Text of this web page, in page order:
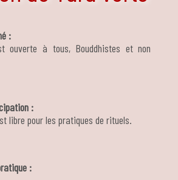
:
ouverte à tous, Bouddhistes et non
:
libre pour les pratiques de rituels.
: